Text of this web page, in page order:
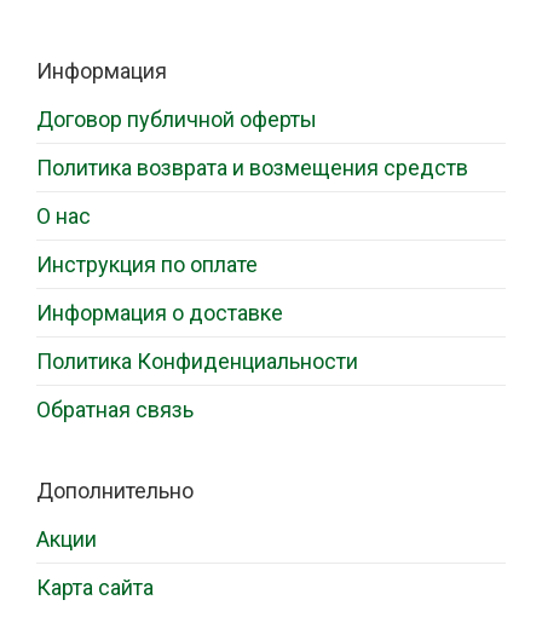
Информация
Договор публичной оферты
Политика возврата и возмещения средств
О нас
Инструкция по оплате
Информация о доставке
Политика Конфиденциальности
Обратная связь
Дополнительно
Акции
Карта сайта